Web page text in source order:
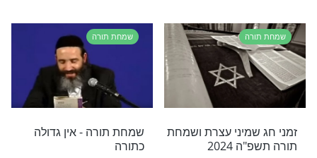
ארבעת
תורה מהרב
עצרת
תפילה חשובה לשמיני עצרת